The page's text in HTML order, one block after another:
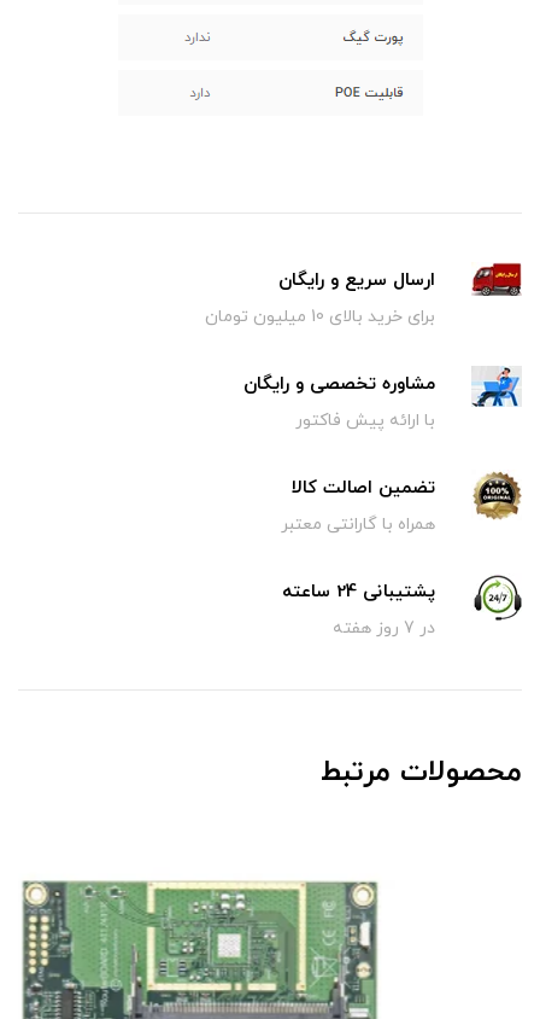
ارسال سریع و رایگان
برای خرید بالای 10 میلیون تومان
مشاوره تخصصی و رایگان
با ارائه پیش فاکتور
تضمین اصالت کالا
همراه با گارانتی معتبر
پشتیبانی 24 ساعته
در 7 روز هفته
محصولات مرتبط